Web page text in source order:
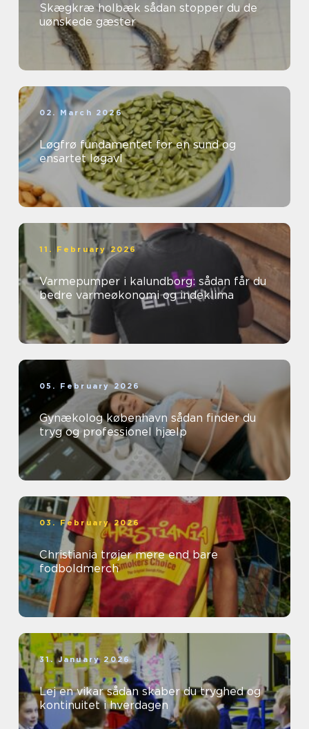
Skægkræ holbæk sådan stopper du de
uønskede gæster
02. March 2026
Løgfrø fundamentet for en sund og
ensartet løgavl
11. February 2026
Varmepumper i kalundborg: sådan får du
bedre varmeøkonomi og indeklima
05. February 2026
Gynækolog københavn sådan finder du
tryg og professionel hjælp
03. February 2026
Christiania trøjer mere end bare
fodboldmerch
31. January 2026
Lej en vikar sådan skaber du tryghed og
kontinuitet i hverdagen